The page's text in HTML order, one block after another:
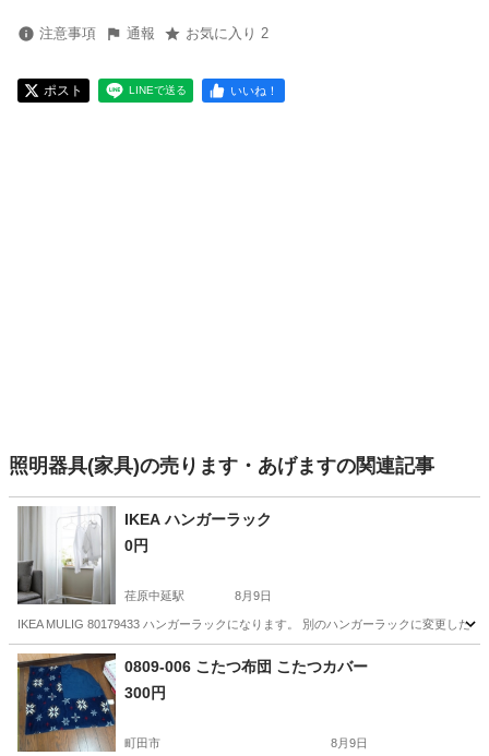
注意事項 通報 お気に入り 2
ポスト LINEで送る いいね！
照明器具(家具)の売ります・あげますの関連記事
IKEA ハンガーラック
0円
荏原中延駅 8月9日
IKEA MULIG 80179433 ハンガーラックになります。 別のハンガーラックに変更した
東京 品川区 収納家具 ラック
0809-006 こたつ布団 こたつカバー
300円
町田市 8月9日